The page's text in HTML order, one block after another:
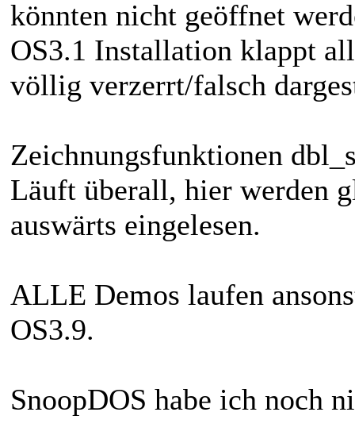
könnten nicht geöffnet
OS3.1 Installation klappt
völlig verzerrt/falsch
Zeichnungsfunktionen
Läuft überall, hier werden
auswärts eingelesen.
ALLE Demos laufen
OS3.9.
SnoopDOS habe ich noch